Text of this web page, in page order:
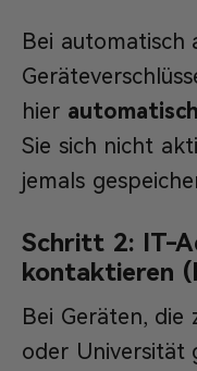
Bei automatisch
hier
Sie sich nicht
jemals
Schritt 2: IT-
kontaktieren
Bei Geräten, die
oder Universität